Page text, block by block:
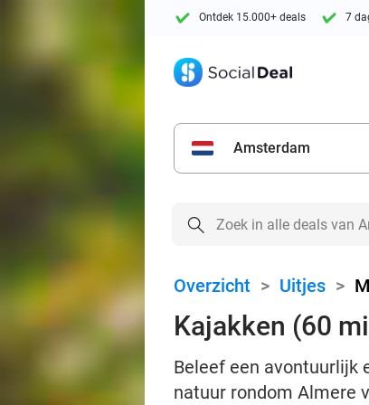
Ontdek 15.000+ deals 7
Amsterdam
Overzicht > Uitjes >
Kajakken (60
Beleef een avontuurlijk
natuur rondom Almere